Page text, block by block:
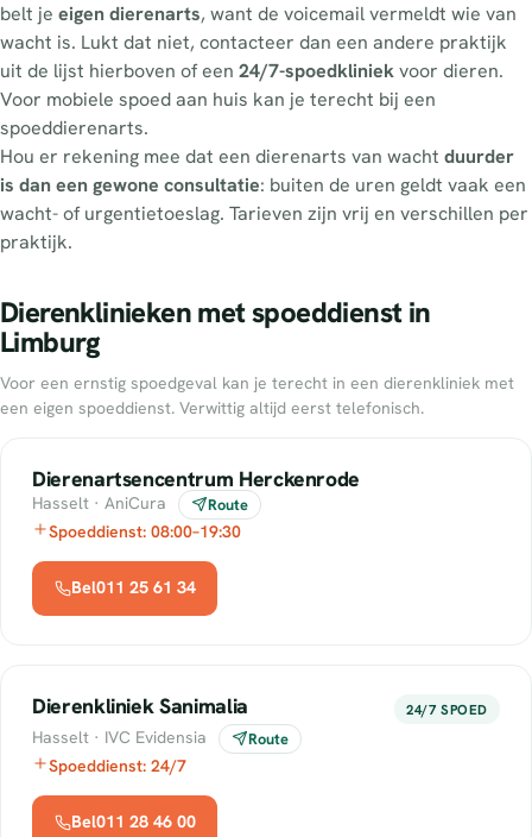
belt je eigen dierenarts, want de voicemail vermeldt wie van
wacht is. Lukt dat niet, contacteer dan een andere praktijk
uit de lijst hierboven of een 24/7-spoedkliniekvoor dieren.
Voor mobiele spoed aan huis kan je terecht bij een
spoeddierenarts.
Hou er rekening mee dat een dierenarts van wacht duurder
is dan een gewone consultatie: buiten de uren geldt vaak een
wacht- of urgentietoeslag. Tarieven zijn vrij en verschillen per
praktijk.
Dierenklinieken met spoeddienst in
Limburg
Voor een ernstig spoedgeval kan je terecht in een dierenkliniek met
een eigen spoeddienst. Verwittig altijd eerst telefonisch.
Dierenartsencentrum Herckenrode
Hasselt · AniCura Route
Spoeddienst: 08:00–19:30
Bel011 25 61 34
Dierenkliniek Sanimalia 24/7 SPOED
Hasselt · IVC Evidensia Route
Spoeddienst: 24/7
Bel011 28 46 00